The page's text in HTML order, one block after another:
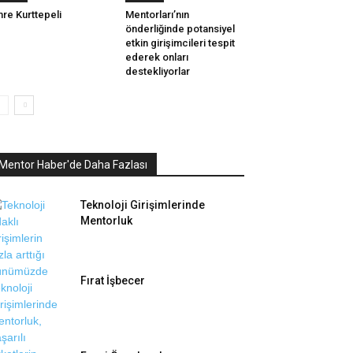
Kurttepeli
Mentorları’nın
önderliğinde potansiyel
etkin girişimcileri tespit
ederek onları
destekliyorlar
Haber'de Daha Fazlası
Teknoloji Girişimlerinde
Mentorluk
Fırat İşbecer